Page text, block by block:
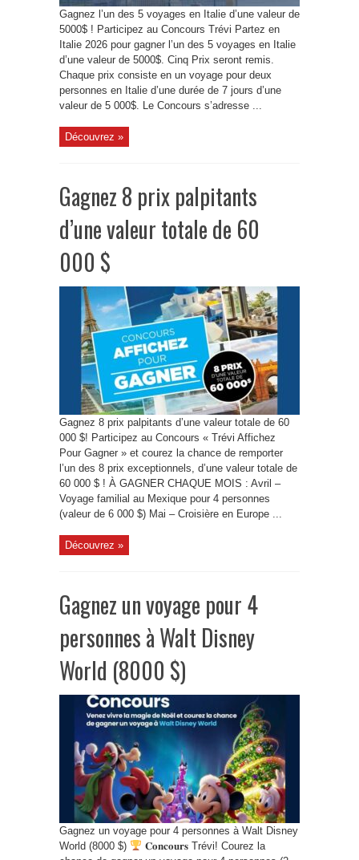
Gagnez l’un des 5 voyages en Italie d’une valeur de
5000$ ! Participez au Concours Trévi Partez en
Italie 2026 pour gagner l’un des 5 voyages en Italie
d’une valeur de 5000$. Cinq Prix seront remis.
Chaque prix consiste en un voyage pour deux
personnes en Italie d’une durée de 7 jours d’une
valeur de 5 000$. Le Concours s’adresse ...
Découvrez »
Gagnez 8 prix palpitants
d’une valeur totale de 60
000 $
Gagnez 8 prix palpitants d’une valeur totale de 60
000 $! Participez au Concours « Trévi Affichez
Pour Gagner » et courez la chance de remporter
l’un des 8 prix exceptionnels, d’une valeur totale de
60 000 $ ! À GAGNER CHAQUE MOIS : Avril –
Voyage familial au Mexique pour 4 personnes
(valeur de 6 000 $) Mai – Croisière en Europe ...
Découvrez »
Gagnez un voyage pour 4
personnes à Walt Disney
World (8000 $)
Gagnez un voyage pour 4 personnes à Walt Disney
World (8000 $)
𝐂𝐨𝐧𝐜𝐨𝐮𝐫𝐬 Trévi! Courez la